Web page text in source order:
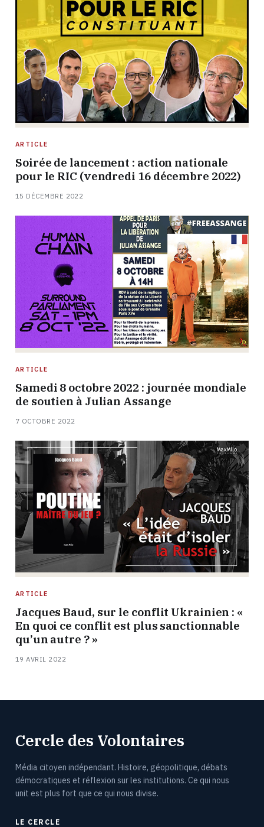
ARTICLE
Soirée de lancement : action nationale
pour le RIC (vendredi 16 décembre 2022)
15 DÉCEMBRE 2022
ARTICLE
Samedi 8 octobre 2022 : journée mondiale
de soutien à Julian Assange
7 OCTOBRE 2022
ARTICLE
Jacques Baud, sur le conflit Ukrainien : «
En quoi ce conflit est plus sanctionnable
qu’un autre ? »
19 AVRIL 2022
Cercle des Volontaires
Média citoyen indépendant. Histoire, géopolitique, débats
démocratiques et réflexion sur les institutions. Ce qui nous
unit est plus fort que ce qui nous divise.
LE CERCLE